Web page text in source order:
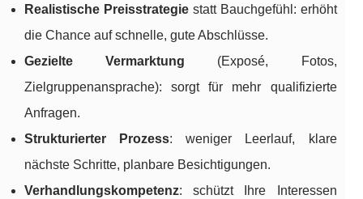
Realistische Preisstrategiestatt Bauchgefühl: erhöht
die Chance auf schnelle, gute Abschlüsse.
Gezielte Vermarktung (Exposé, Fotos,
Zielgruppenansprache): sorgt für mehr qualifizierte
Anfragen.
Strukturierter Prozess: weniger Leerlauf, klare
nächste Schritte, planbare Besichtigungen.
Verhandlungskompetenz: schützt Ihre Interessen